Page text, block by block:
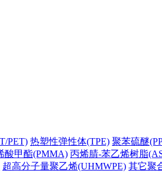
PET) 热塑性弹性体(TPE) 聚苯硫醚
酸甲酯(PMMA) 丙烯腈-苯乙烯树脂
超高分子量聚乙烯(UHMWPE) 其它聚